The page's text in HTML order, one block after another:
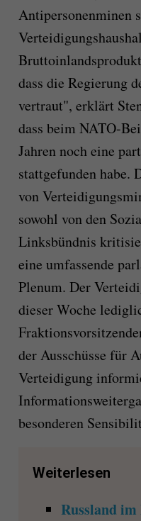
Antipersonenminen
dass die Regierung
vertraut", erklärt
dass beim NATO-
Jahren noch eine
stattgefunden habe.
von
sowohl von den
Linksbündnis
eine umfassende
Plenum. Der
dieser Woche
der Ausschüsse für
Verteidigung
besonderen
Weiterlesen
Russland